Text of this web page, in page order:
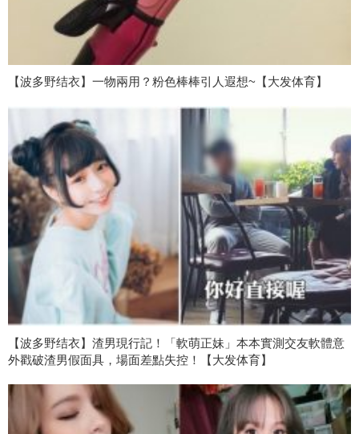
【波多野结衣】一物兩用？粉色棒棒引人遐想~【大发体育】
【波多野结衣】渣男現行記！「軟萌正妹」本本實測交友軟體意
外戳破渣男假面具，場面差點失控！【大发体育】